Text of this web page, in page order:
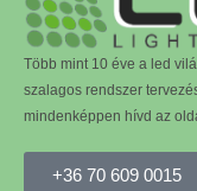
Több mint 10 éve a led
szalagos rendszer
mindenképpen hívd az
+36 70 609 0015